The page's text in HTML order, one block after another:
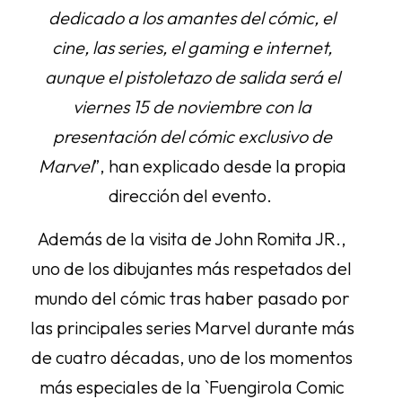
dedicado a los amantes del cómic, el
cine, las series, el gaming e internet,
aunque el pistoletazo de salida será el
viernes 15 de noviembre con la
presentación del cómic exclusivo de
Marvel”, han explicado desde la propia
dirección del evento.
Además de la visita de John Romita JR.,
uno de los dibujantes más respetados del
mundo del cómic tras haber pasado por
las principales series Marvel durante más
de cuatro décadas, uno de los momentos
más especiales de la `Fuengirola Comic